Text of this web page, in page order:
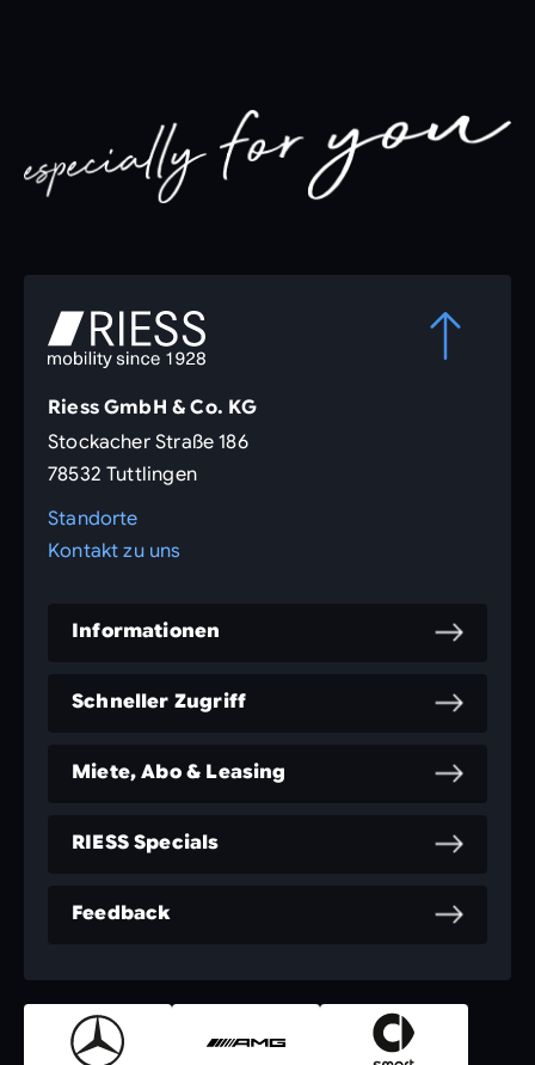
Riess GmbH & Co. KG
Stockacher Straße 186
78532 Tuttlingen
Standorte
Kontakt zu uns
Informationen
Schneller Zugriff
Miete, Abo & Leasing
RIESS Specials
Feedback